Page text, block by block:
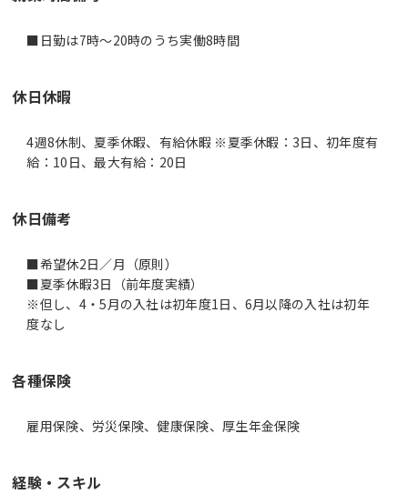
■日勤は7時～20時のうち実働8時間
休日休暇
4週8休制、夏季休暇、有給休暇 ※夏季休暇：3日、初年度有
給：10日、最大有給：20日
休日備考
■希望休2日／月（原則）
■夏季休暇3日（前年度実績）
※但し、4・5月の入社は初年度1日、6月以降の入社は初年
各種保険
雇用保険、労災保険、健康保険、厚生年金保険
経験・スキル